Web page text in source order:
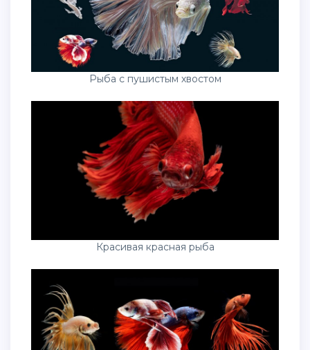
Рыба с пушистым хвостом
Красивая красная рыба